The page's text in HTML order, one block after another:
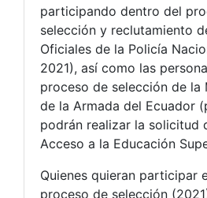
participando dentro del
selección y reclutamiento
Oficiales de la Policía
2021), así como las
proceso de selección de la
de la Armada del Ecuador
podrán realizar la solicitud
Acceso a la Educación
Quienes quieran participar
proceso de selección